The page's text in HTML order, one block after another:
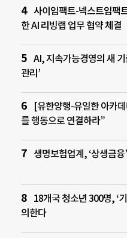
사이임팩트-넥스트임팩
한 AI 리빙랩 업무 협약 체결
AI, 지속가능경영의 새
관리’
[유한양행-유일한 아카
를 행동으로 연결하라”
생명보험업계, ‘상생금융
18개국 청소년 300명, ‘
의한다